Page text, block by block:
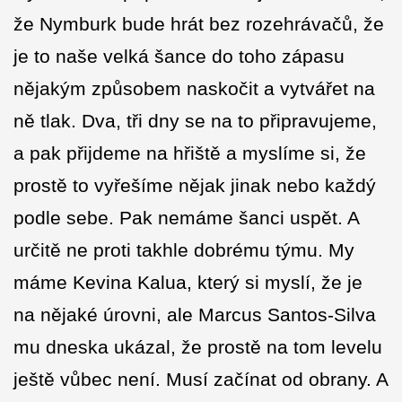
že Nymburk bude hrát bez rozehrávačů, že
je to naše velká šance do toho zápasu
nějakým způsobem naskočit a vytvářet na
ně tlak. Dva, tři dny se na to připravujeme,
a pak přijdeme na hřiště a myslíme si, že
prostě to vyřešíme nějak jinak nebo každý
podle sebe. Pak nemáme šanci uspět. A
určitě ne proti takhle dobrému týmu. My
máme Kevina Kalua, který si myslí, že je
na nějaké úrovni, ale Marcus Santos-Silva
mu dneska ukázal, že prostě na tom levelu
ještě vůbec není. Musí začínat od obrany. A